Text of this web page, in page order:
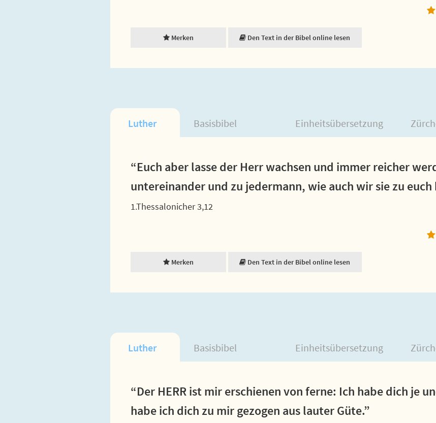
Merken Den Text in der Bibel online lesen
Luther Basisbibel Einheitsübersetzung
“Euch aber lasse der Herr wachsen und immer reicher
untereinander und zu jedermann, wie auch wir sie zu euch
1.Thessalonicher 3,12
Merken Den Text in der Bibel online lesen
Luther Basisbibel Einheitsübersetzung
“Der HERR ist mir erschienen von ferne: Ich habe dich je
habe ich dich zu mir gezogen aus lauter Güte.”